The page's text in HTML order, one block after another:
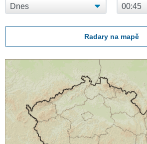
Radary na mapě